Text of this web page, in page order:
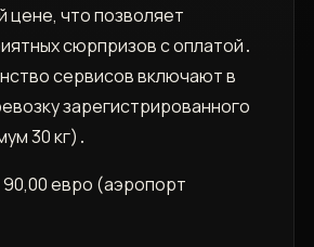
цене‚ что позволяет
сюрпризов с оплатой․
сервисов включают в
зарегистрированного
30 кг)․
евро (аэропорт